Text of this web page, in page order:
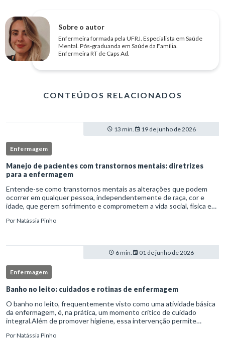
Sobre o autor
Enfermeira formada pela UFRJ. Especialista em Saúde
Mental. Pós-graduanda em Saúde da Família.
Enfermeira RT de Caps Ad.
CONTEÚDOS RELACIONADOS
13 min. 19 de junho de 2026
Enfermagem
Manejo de pacientes com transtornos mentais: diretrizes
para a enfermagem
Entende-se como transtornos mentais as alterações que podem
ocorrer em qualquer pessoa, independentemente de raça, cor e
idade, que gerem sofrimento e comprometem a vida social, física e
PorNatássia Pinho
6 min. 01 de junho de 2026
Enfermagem
Banho no leito: cuidados e rotinas de enfermagem
O banho no leito, frequentemente visto como uma atividade básica
da enfermagem, é, na prática, um momento crítico de cuidado
integral.Além de promover higiene, essa intervenção permite
PorNatássia Pinho